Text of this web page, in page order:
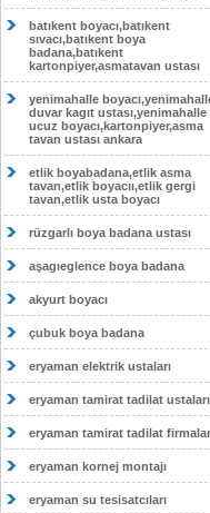
batıkent boyacı,batıkent
sıvacı,batıkent boya
badana,batıkent
kartonpiyer,asmatavan ustası
yenimahalle
duvar kagıt ustası,yenimahalle
ucuz boyacı,kartonpiyer,asma
tavan ustası ankara
etlik boyabadana,etlik asma
tavan,etlik boyacıı,etlik gergi
tavan,etlik usta boyacı
rüzgarlı boya badana ustası
aşagıeglence boya badana
akyurt boyacı
çubuk boya badana
eryaman elektrik ustaları
eryaman tamirat tadilat ustaları
eryaman tamirat tadilat
eryaman kornej montajı
eryaman su tesisatcıları